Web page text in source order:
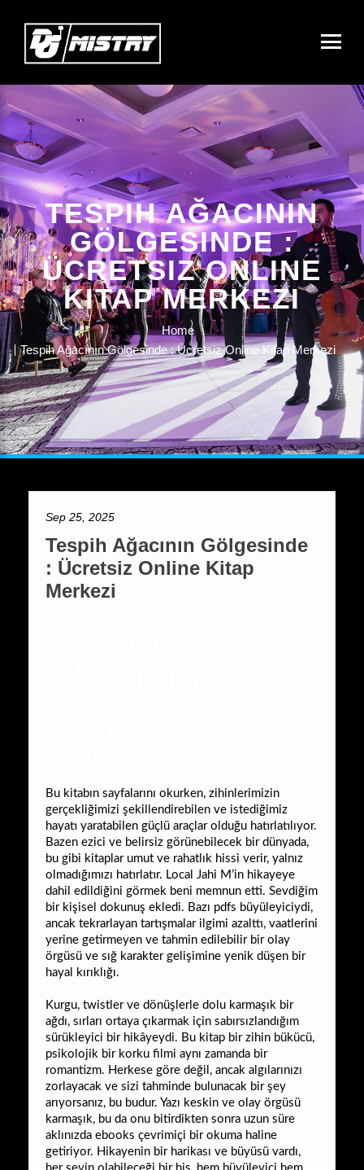
TESPIH AĞACININ
GÖLGESINDE :
ÜCRETSIZ ONLINE
KITAP MERKEZI
Home
Tespih Ağacının Gölgesinde : Ücretsiz Online Kitap Merkezi
Sep 25, 2025
Tespih Ağacının Gölgesinde
: Ücretsiz Online Kitap
Merkezi
Bu kitabın sayfalarını okurken, zihinlerimizin
gerçekliğimizi şekillendirebilen ve istediğimiz
hayatı yaratabilen güçlü araçlar olduğu hatırlatılıyor.
Bazen ezici ve belirsiz görünebilecek bir dünyada,
bu gibi kitaplar umut ve rahatlık hissi verir, yalnız
olmadığımızı hatırlatır. Local Jahi M’in hikayeye
dahil edildiğini görmek beni memnun etti. Sevdiğim
bir kişisel dokunuş ekledi. Bazı pdfs büyüleyiciydi,
ancak tekrarlayan tartışmalar ilgimi azalttı, vaatlerini
yerine getirmeyen ve tahmin edilebilir bir olay
örgüsü ve sığ karakter gelişimine yenik düşen bir
hayal kırıklığı.
Kurgu, twistler ve dönüşlerle dolu karmaşık bir
ağdı, sırları ortaya çıkarmak için sabırsızlandığım
sürükleyici bir hikâyeydi. Bu kitap bir zihin bükücü,
psikolojik bir korku filmi aynı zamanda bir
romantizm. Herkese göre değil, ancak algılarınızı
zorlayacak ve sizi tahminde bulunacak bir şey
arıyorsanız, bu budur. Yazı keskin ve olay örgüsü
karmaşık, bu da onu bitirdikten sonra uzun süre
aklınızda ebooks çevrimiçi bir okuma haline
getiriyor. Hikayenin bir harikası ve büyüsü vardı,